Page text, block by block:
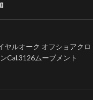
ヤルオーク オフショアクロ
Cal.3126ムーブメント